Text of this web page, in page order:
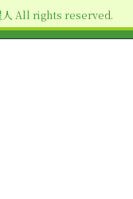
人 All rights reserved.